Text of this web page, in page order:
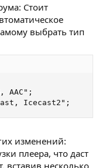
Стоит
выбрать тип
AAC";
Icecast2";
изменений:
плеера, что даст
вставив несколько